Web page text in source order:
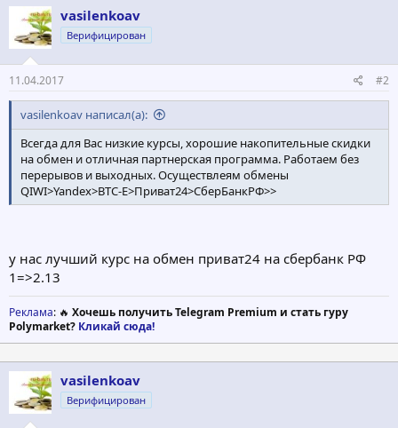
vasilenkoav
Верифицирован
11.04.2017 #2
vasilenkoav написал(а):
Всегда для Вас низкие курсы, хорошие накопительные скидки
на обмен и отличная партнерская программа. Работаем без
перерывов и выходных. Осуществлеям обмены
QIWI>Yandex>BTC-E>Приват24>СберБанкРФ>>
у нас лучший курс на обмен приват24 на сбербанк РФ
1=>2.13
Реклама: 🔥 Хочешь получить Telegram Premium и стать гуру
Polymarket? Кликай сюда!
vasilenkoav
Верифицирован